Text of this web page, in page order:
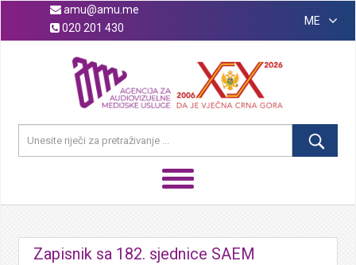
amu@amu.me
020 201 430
ME
Zapisnik sa 182. sjednice SAEM